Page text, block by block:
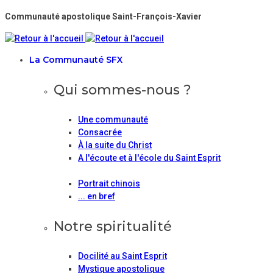
Communauté apostolique Saint-François-Xavier
La Communauté SFX
Qui sommes-nous ?
Une communauté
Consacrée
À la suite du Christ
A l'écoute et à l'école du Saint Esprit
Portrait chinois
... en bref
Notre spiritualité
Docilité au Saint Esprit
Mystique apostolique